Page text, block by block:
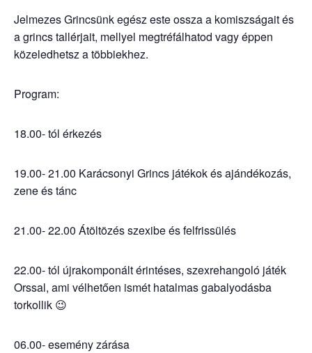
Jelmezes Grincsünk egész este ossza a komiszságait és
a grincs tallérjait, mellyel megtréfálhatod vagy éppen
közeledhetsz a többiekhez.
Program:
18.00- tól érkezés
19.00- 21.00 Karácsonyi Grincs játékok és ajándékozás,
zene és tánc
21.00- 22.00 Átöltözés szexibe és felfrissülés
22.00- tól újrakomponált érintéses, szexrehangoló játék
Orssal, ami vélhetően ismét hatalmas gabalyodásba
torkollik 😉
06.00- esemény zárása